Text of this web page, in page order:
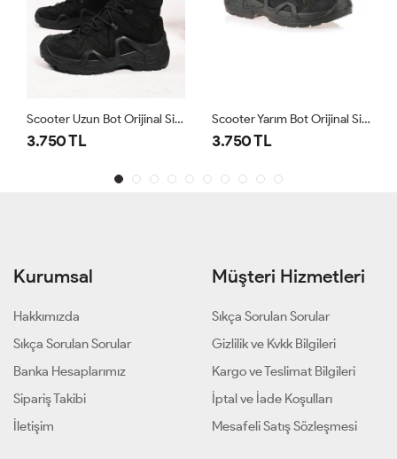
Scooter Uzun Bot Orijinal Siyah
3.750 TL
Scooter Yarım Bot Orijinal Siyah
3.750 TL
Kurumsal
Hakkımızda
Sıkça Sorulan Sorular
Banka Hesaplarımız
Sipariş Takibi
İletişim
Müşteri Hizmetleri
Sıkça Sorulan Sorular
Gizlilik ve Kvkk Bilgileri
Kargo ve Teslimat Bilgileri
İptal ve İade Koşulları
Mesafeli Satış Sözleşmesi